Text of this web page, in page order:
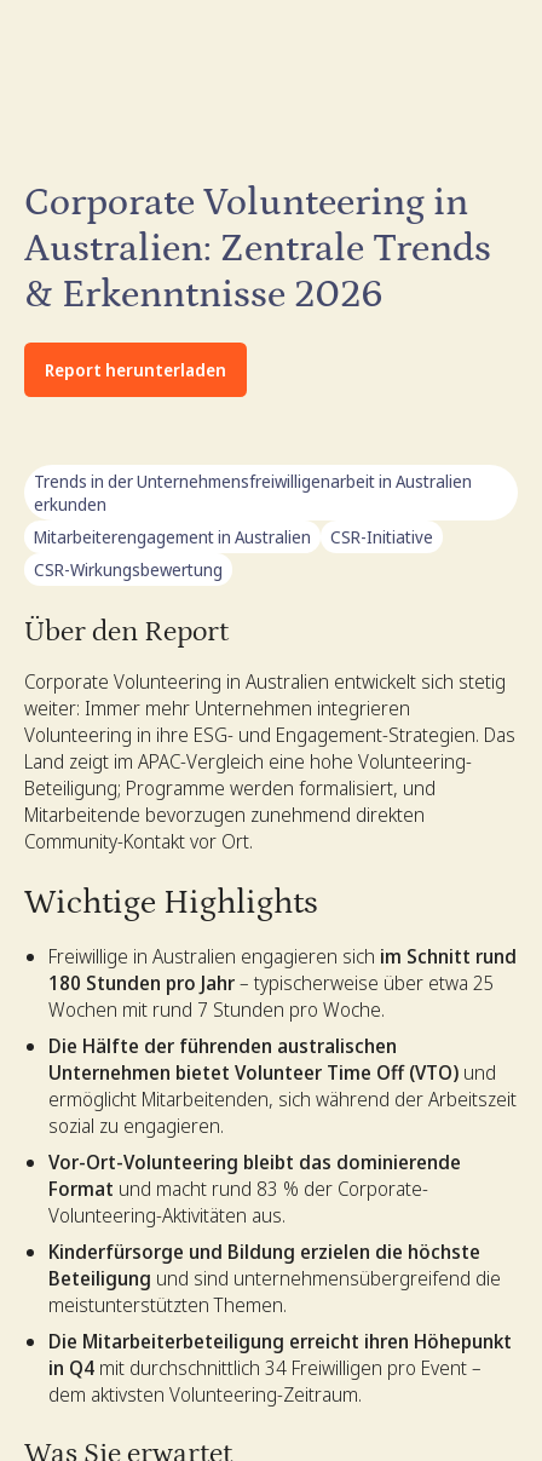
Corporate Volunteering in
Australien: Zentrale Trends
& Erkenntnisse 2026
Report herunterladen
Trends in der Unternehmensfreiwilligenarbeit in Australien
erkunden
Mitarbeiterengagement in Australien
CSR-Initiative
CSR-Wirkungsbewertung
Über den Report
Corporate Volunteering in Australien entwickelt sich stetig
weiter: Immer mehr Unternehmen integrieren
Volunteering in ihre ESG- und Engagement-Strategien. Das
Land zeigt im APAC-Vergleich eine hohe Volunteering-
Beteiligung; Programme werden formalisiert, und
Mitarbeitende bevorzugen zunehmend direkten
Community-Kontakt vor Ort.
Wichtige Highlights
Freiwillige in Australien engagieren sich im Schnitt rund
180 Stunden pro Jahr– typischerweise über etwa 25
Wochen mit rund 7 Stunden pro Woche.
Die Hälfte der führenden australischen
Unternehmen bietet Volunteer Time Off (VTO) und
ermöglicht Mitarbeitenden, sich während der Arbeitszeit
sozial zu engagieren.
Vor-Ort-Volunteering bleibt das dominierende
Format und macht rund 83 % der Corporate-
Volunteering-Aktivitäten aus.
Kinderfürsorge und Bildung erzielen die höchste
Beteiligung und sind unternehmensübergreifend die
meistunterstützten Themen.
Die Mitarbeiterbeteiligung erreicht ihren Höhepunkt
in Q4 mit durchschnittlich 34 Freiwilligen pro Event –
dem aktivsten Volunteering-Zeitraum.
Was Sie erwartet